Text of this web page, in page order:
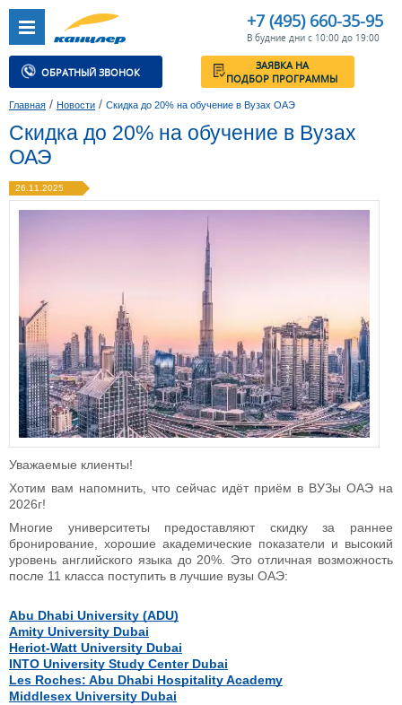
+7 (495) 660-35-95
В будние дни с 10:00 до 19:00
ОБРАТНЫЙ ЗВОНОК
ЗАЯВКА НА
ПОДБОР ПРОГРАММЫ
Главная / Новости / Скидка до 20% на обучение в Вузах ОАЭ
Скидка до 20% на обучение в Вузах
ОАЭ
26.11.2025
Уважаемые клиенты!
Хотим вам напомнить, что сейчас идёт приём в ВУЗы ОАЭ на
2026г!
Многие университеты предоставляют скидку за раннее
бронирование, хорошие академические показатели и высокий
уровень английского языка до 20%. Это отличная возможность
после 11 класса поступить в лучшие вузы ОАЭ:
Abu Dhabi University (ADU)
Amity University Dubai
Heriot-Watt University Dubai
INTO University Study Center Dubai
Les Roches: Abu Dhabi Hospitality Academy
Middlesex University Dubai